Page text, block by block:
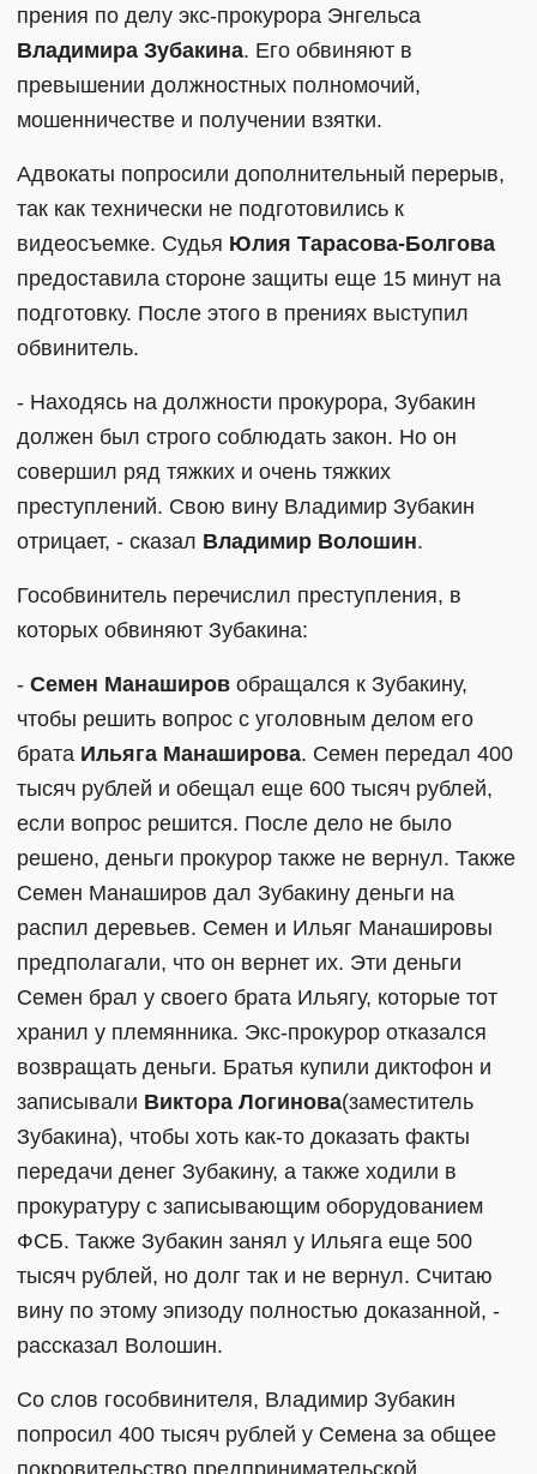
прения по делу экс-прокурора Энгельса
Владимира Зубакина. Его обвиняют в
превышении должностных полномочий,
мошенничестве и получении взятки.
Адвокаты попросили дополнительный перерыв,
так как технически не подготовились к
видеосъемке. Судья Юлия Тарасова-Болгова
предоставила стороне защиты еще 15 минут на
подготовку. После этого в прениях выступил
обвинитель.
- Находясь на должности прокурора, Зубакин
должен был строго соблюдать закон. Но он
совершил ряд тяжких и очень тяжких
преступлений. Свою вину Владимир Зубакин
отрицает, - сказал Владимир Волошин.
Гособвинитель перечислил преступления, в
которых обвиняют Зубакина:
- Семен Манаширов обращался к Зубакину,
чтобы решить вопрос с уголовным делом его
брата Ильяга Манаширова. Семен передал 400
тысяч рублей и обещал еще 600 тысяч рублей,
если вопрос решится. После дело не было
решено, деньги прокурор также не вернул. Также
Семен Манаширов дал Зубакину деньги на
распил деревьев. Семен и Ильяг Манашировы
предполагали, что он вернет их. Эти деньги
Семен брал у своего брата Ильягу, которые тот
хранил у племянника. Экс-прокурор отказался
возвращать деньги. Братья купили диктофон и
записывали Виктора Логинова(заместитель
Зубакина), чтобы хоть как-то доказать факты
передачи денег Зубакину, а также ходили в
прокуратуру с записывающим оборудованием
ФСБ. Также Зубакин занял у Ильяга еще 500
тысяч рублей, но долг так и не вернул. Считаю
вину по этому эпизоду полностью доказанной, -
рассказал Волошин.
Со слов гособвинителя, Владимир Зубакин
попросил 400 тысяч рублей у Семена за общее
покровительство предпринимательской